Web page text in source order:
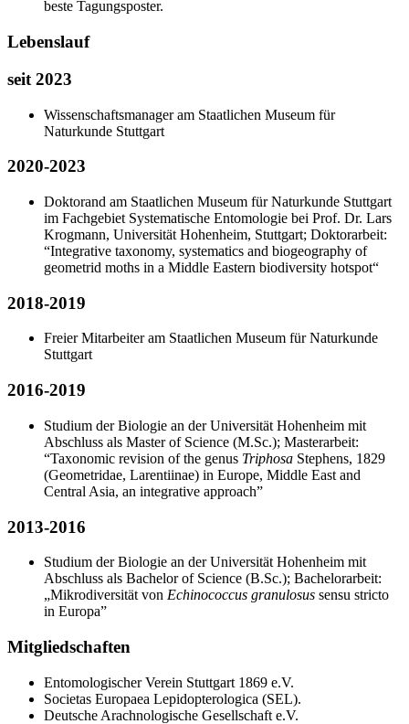
beste Tagungsposter.
Lebenslauf
seit 2023
Wissenschaftsmanager am Staatlichen Museum für
Naturkunde Stuttgart
2020-2023
Doktorand am Staatlichen Museum für Naturkunde Stuttgart
im Fachgebiet Systematische Entomologie bei Prof. Dr. Lars
Krogmann, Universität Hohenheim, Stuttgart; Doktorarbeit:
“Integrative taxonomy, systematics and biogeography of
geometrid moths in a Middle Eastern biodiversity hotspot“
2018-2019
Freier Mitarbeiter am Staatlichen Museum für Naturkunde
Stuttgart
2016-2019
Studium der Biologie an der Universität Hohenheim mit
Abschluss als Master of Science (M.Sc.); Masterarbeit:
“Taxonomic revision of the genus Triphosa Stephens, 1829
(Geometridae, Larentiinae) in Europe, Middle East and
Central Asia, an integrative approach”
2013-2016
Studium der Biologie an der Universität Hohenheim mit
Abschluss als Bachelor of Science (B.Sc.); Bachelorarbeit:
„Mikrodiversität von Echinococcus granulosus sensu stricto
in Europa”
Mitgliedschaften
Entomologischer Verein Stuttgart 1869 e.V.
Societas Europaea Lepidopterologica (SEL).
Deutsche Arachnologische Gesellschaft e.V.